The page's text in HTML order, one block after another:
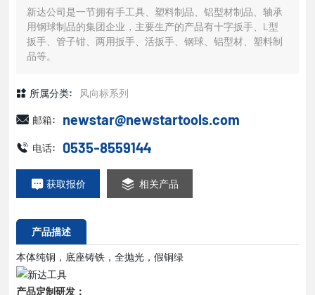
新达公司是一节拥有手工具、塑料制品、铝型材制品、轴承
用钢球制品的集团企业，主要生产的产品有十字扳手、L型
扳手、管子钳、两用扳手、活扳手、钢球、铝型材、塑料制
品等。
所属分类: 风向标系列
邮箱: newstar@newstartools.com
电话: 0535-8559144
获取报价 相关产品
产品描述
本体纯铜，底座铸铁，全抛光，假铜绿
产品定制研发：